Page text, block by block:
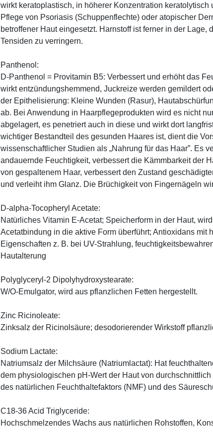
wirkt keratoplastisch, in höherer Konzentration keratolytisch
Pflege von Psoriasis (Schuppenflechte) oder atopischer
betroffener Haut eingesetzt. Harnstoff ist ferner in der Lage,
Tensiden zu verringern.
Panthenol:
D-Panthenol = Provitamin B5: Verbessert und erhöht das
wirkt entzündungshemmend, Juckreize werden gemildert
der Epithelisierung: Kleine Wunden (Rasur),
ab. Bei Anwendung in Haarpflegeprodukten wird es nicht
abgelagert, es penetriert auch in diese und wirkt dort
wichtiger Bestandteil des gesunden Haares ist, dient die
wissenschaftlicher Studien als „Nahrung für das Haar”. Es
andauernde Feuchtigkeit, verbessert die Kämmbarkeit der
von gespaltenem Haar, verbessert den Zustand
und verleiht ihm Glanz. Die Brüchigkeit von Fingernägeln
D-alpha-Tocopheryl Acetate:
Natürliches Vitamin E-Acetat; Speicherform in der Haut,
Acetatbindung in die aktive Form überführt; Antioxidans mit
Eigenschaften z. B. bei UV-Strahlung,
Hautalterung
Polyglyceryl-2 Dipolyhydroxystearate:
W/O-Emulgator, wird aus pflanzlichen Fetten hergestellt.
Zinc Ricinoleate:
Zinksalz der Ricinolsäure; desodorierender Wirkstoff
Sodium Lactate:
Natriumsalz der Milchsäure (Natriumlactat): Hat
dem physiologischen pH-Wert der Haut von durchschnittlich
des natürlichen Feuchthaltefaktors (NMF) und des
C18-36 Acid Triglyceride:
Hochschmelzendes Wachs aus natürlichen Rohstoffen,